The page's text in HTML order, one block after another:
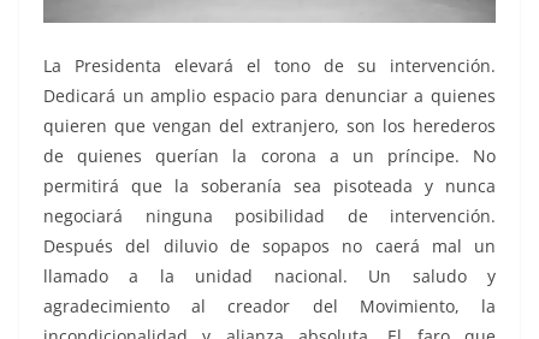
La Presidenta elevará el tono de su intervención.
Dedicará un amplio espacio para denunciar a quienes
quieren que vengan del extranjero, son los herederos
de quienes querían la corona a un príncipe. No
permitirá que la soberanía sea pisoteada y nunca
negociará ninguna posibilidad de intervención.
Después del diluvio de sopapos no caerá mal un
llamado a la unidad nacional. Un saludo y
agradecimiento al creador del Movimiento, la